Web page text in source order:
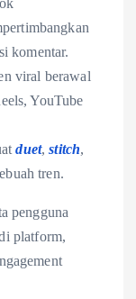
komentar.
viral berawal
YouTube
duet,stitch,
tren.
pengguna
platform,